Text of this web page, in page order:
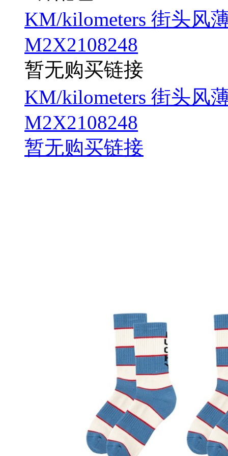
KM/kilometers 街头风
M2X2108248
暂无购买链接
KM/kilometers 街头风
M2X2108248
暂无购买链接